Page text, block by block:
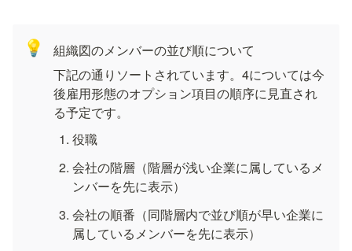
💡
組織図のメンバーの並び順について
下記の通りソートされています。4については今
後雇用形態のオプション項目の順序に見直され
る予定です。
役職
会社の階層（階層が浅い企業に属しているメ
ンバーを先に表示）
会社の順番（同階層内で並び順が早い企業に
属しているメンバーを先に表示）